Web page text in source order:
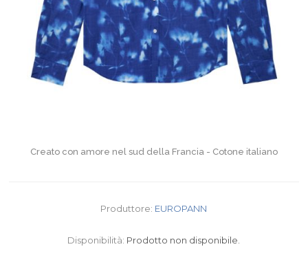
Creato con amore nel sud della Francia - Cotone italiano
Produttore: EUROPANN
Disponibilità: Prodotto non disponibile.